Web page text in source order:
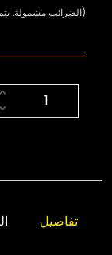
(الضرائب مشمولة.
تفاصيل